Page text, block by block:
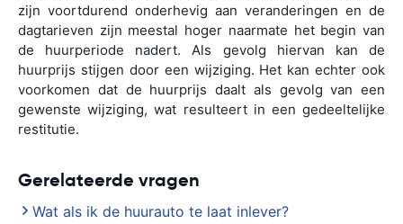
zijn voortdurend onderhevig aan veranderingen en de
dagtarieven zijn meestal hoger naarmate het begin van
de huurperiode nadert. Als gevolg hiervan kan de
huurprijs stijgen door een wijziging. Het kan echter ook
voorkomen dat de huurprijs daalt als gevolg van een
gewenste wijziging, wat resulteert in een gedeeltelijke
restitutie.
Gerelateerde vragen
Wat als ik de huurauto te laat inlever?